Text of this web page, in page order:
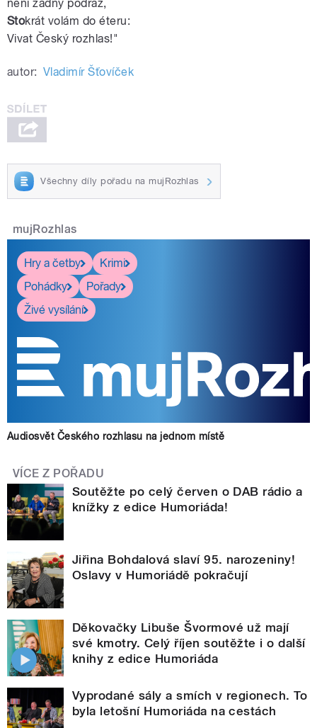
není žádný podraz,
Stokrát volám do éteru:
Vivat Český rozhlas!"
autor: Vladimír Šťovíček
Všechny díly pořadu na mujRozhlas
mujRozhlas
Hry a četby
Krimi
Pohádky
Pořady
Živé vysílání
Audiosvět Českého rozhlasu na jednom místě
VÍCE Z POŘADU
Soutěžte po celý červen o DAB rádio a
knížky z edice Humoriáda!
Jiřina Bohdalová slaví 95. narozeniny!
Oslavy v Humoriádě pokračují
Děkovačky Libuše Švormové už mají
své kmotry. Celý říjen soutěžte i o další
knihy z edice Humoriáda
Vyprodané sály a smích v regionech. To
byla letošní Humoriáda na cestách